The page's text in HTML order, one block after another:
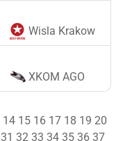
Wisla Krakow
XKOM AGO
14 15 16 17 18 19 20
31 32 33 34 35 36 37